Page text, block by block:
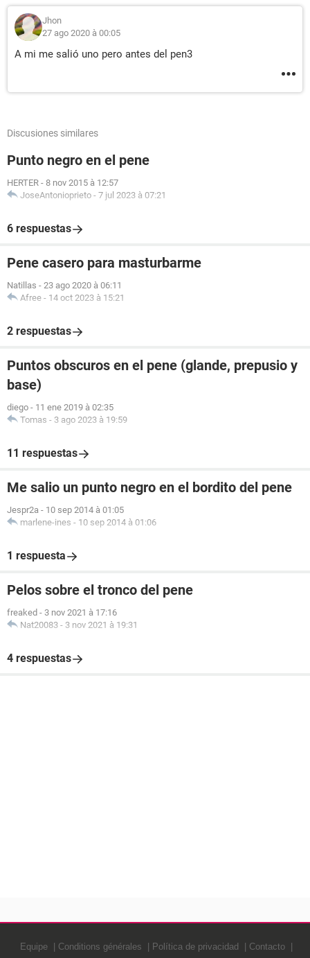
Jhon
27 ago 2020 à 00:05
A mi me salió uno pero antes del pen3
Discusiones similares
Punto negro en el pene
HERTER - 8 nov 2015 à 12:57
JoseAntonioprieto - 7 jul 2023 à 07:21
6 respuestas
Pene casero para masturbarme
Natillas - 23 ago 2020 à 06:11
Afree - 14 oct 2023 à 15:21
2 respuestas
Puntos obscuros en el pene (glande, prepusio y
base)
diego - 11 ene 2019 à 02:35
Tomas - 3 ago 2023 à 19:59
11 respuestas
Me salio un punto negro en el bordito del pene
Jespr2a - 10 sep 2014 à 01:05
marlene-ines - 10 sep 2014 à 01:06
1 respuesta
Pelos sobre el tronco del pene
freaked - 3 nov 2021 à 17:16
Nat20083 - 3 nov 2021 à 19:31
4 respuestas
Equipe Conditions générales Política de privacidad Contacto